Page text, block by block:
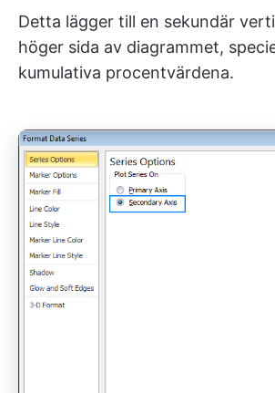
Detta lägger till en sekundär
höger sida av diagrammet,
kumulativa procentvärdena.